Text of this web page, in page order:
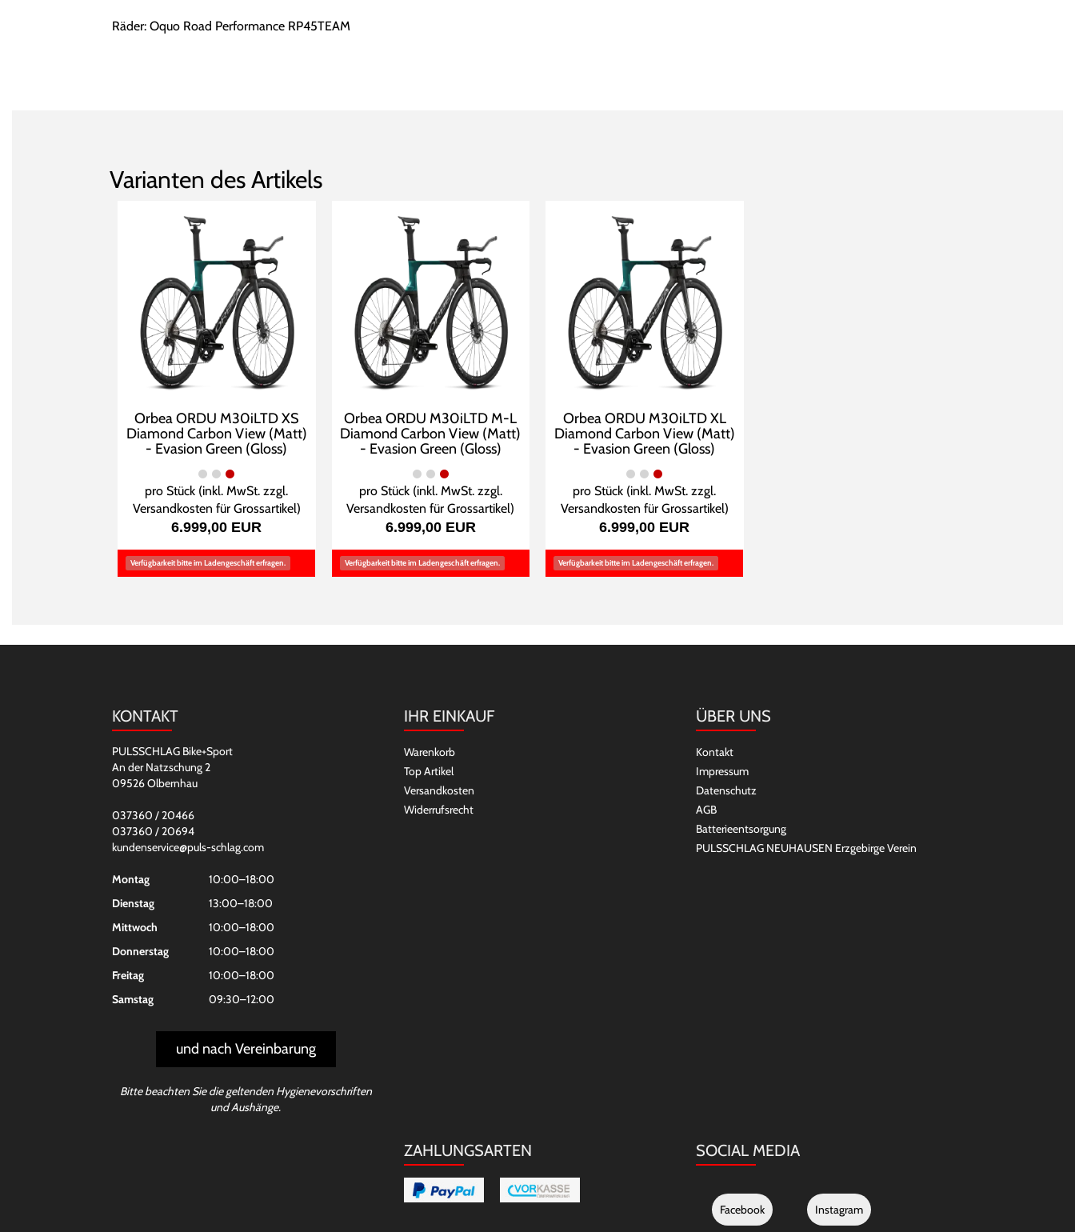
Räder: Oquo Road Performance RP45TEAM
Varianten des Artikels
Orbea ORDU M30iLTD XS
Diamond Carbon View (Matt)
- Evasion Green (Gloss)
pro Stück (inkl. MwSt. zzgl.
Versandkosten für Grossartikel)
6.999,00 EUR
Verfügbarkeit bitte im Ladengeschäft erfragen.
Orbea ORDU M30iLTD M-L
Diamond Carbon View (Matt)
- Evasion Green (Gloss)
pro Stück (inkl. MwSt. zzgl.
Versandkosten für Grossartikel)
6.999,00 EUR
Verfügbarkeit bitte im Ladengeschäft erfragen.
Orbea ORDU M30iLTD XL
Diamond Carbon View (Matt)
- Evasion Green (Gloss)
pro Stück (inkl. MwSt. zzgl.
Versandkosten für Grossartikel)
6.999,00 EUR
Verfügbarkeit bitte im Ladengeschäft erfragen.
KONTAKT
PULSSCHLAG Bike+Sport
An der Natzschung 2
09526 Olbernhau
037360 / 20466
037360 / 20694
kundenservice@puls-schlag.com
Montag
10:00–18:00
Dienstag
13:00–18:00
Mittwoch
10:00–18:00
Donnerstag
10:00–18:00
Freitag
10:00–18:00
Samstag
09:30–12:00
und nach Vereinbarung
Bitte beachten Sie die geltenden Hygienevorschriften
und Aushänge.
IHR EINKAUF
Warenkorb
Top Artikel
Versandkosten
Widerrufsrecht
ÜBER UNS
Kontakt
Impressum
Datenschutz
AGB
Batterieentsorgung
PULSSCHLAG NEUHAUSEN Erzgebirge Verein
ZAHLUNGSARTEN SOCIAL MEDIA
Facebook Instagram